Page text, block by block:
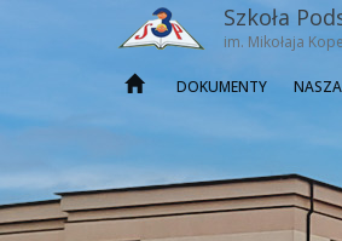
Szkoła
im. Mikołaja
DOKUMENTY